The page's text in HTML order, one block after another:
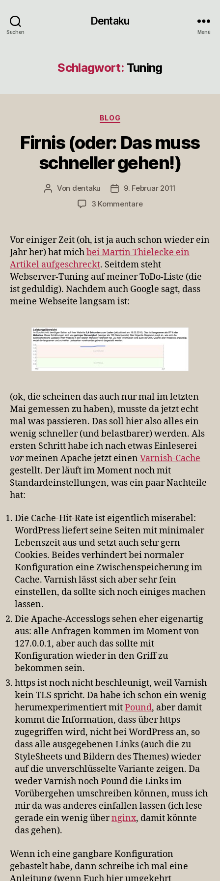
Suchen
Dentaku
Menü
Schlagwort: Tuning
Kategorien
BLOG
Firnis (oder: Das muss
schneller gehen!)
Beitragsautor
Von dentaku Veröffentlichungsdatum
9. Februar 2011
3 Kommentarezu
Das
muss
schneller
gehen!)
Vor einiger Zeit (oh, ist ja auch schon wieder ein
Jahr her) hat michbei Martin Thielecke ein
Artikel aufgeschreckt. Seitdem steht
Webserver-Tuning auf meiner ToDo-Liste (die
ist geduldig). Nachdem auch Google sagt, dass
meine Webseite langsam ist:
(ok, die scheinen das auch nur mal im letzten
Mai gemessen zu haben), musste da jetzt echt
mal was passieren. Das soll hier also alles ein
wenig schneller (und belastbarer) werden. Als
ersten Schritt habe ich nach etwas Einleserei
vormeinen Apache jetzt einen Varnish-Cache
gestellt. Der läuft im Moment noch mit
Standardeinstellungen, was ein paar Nachteile
hat:
Die Cache-Hit-Rate ist eigentlich miserabel:
WordPress liefert seine Seiten mit minimaler
Lebenszeit aus und setzt auch sehr gern
Cookies. Beides verhindert bei normaler
Konfiguration eine Zwischenspeicherung im
Cache. Varnish lässt sich aber sehr fein
einstellen, da sollte sich noch einiges machen
lassen.
Die Apache-Accesslogs sehen eher eigenartig
aus: alle Anfragen kommen im Moment von
127.0.0.1, aber auch das sollte mit
Konfiguration wieder in den Griff zu
bekommen sein.
https ist noch nicht beschleunigt, weil Varnish
kein TLS spricht. Da habe ich schon ein wenig
herumexperimentiert mitPound, aber damit
kommt die Information, dass über https
zugegriffen wird, nicht bei WordPress an, so
dass alle ausgegebenen Links (auch die zu
StyleSheets und Bildern des Themes) wieder
auf die unverschlüsselte Variante zeigen. Da
weder Varnish noch Pound die Links im
Vorübergehen umschreiben können, muss ich
mir da was anderes einfallen lassen (ich lese
gerade ein wenig übernginx, damit könnte
das gehen).
Wenn ich eine gangbare Konfiguration
gebastelt habe, dann schreibe ich mal eine
Anleitung (wenn Euch hier umgekehrt